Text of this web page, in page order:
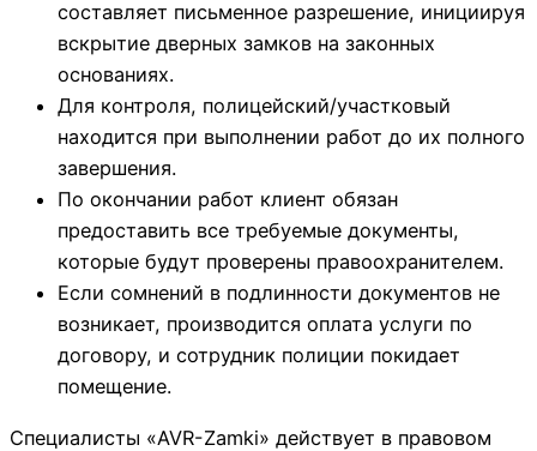
составляет письменное разрешение, инициируя
вскрытие дверных замков на законных
основаниях.
Для контроля, полицейский/участковый
находится при выполнении работ до их полного
завершения.
По окончании работ клиент обязан
предоставить все требуемые документы,
которые будут проверены правоохранителем.
Если сомнений в подлинности документов не
возникает, производится оплата услуги по
договору, и сотрудник полиции покидает
помещение.
Специалисты «AVR-Zamki» действует в правовом